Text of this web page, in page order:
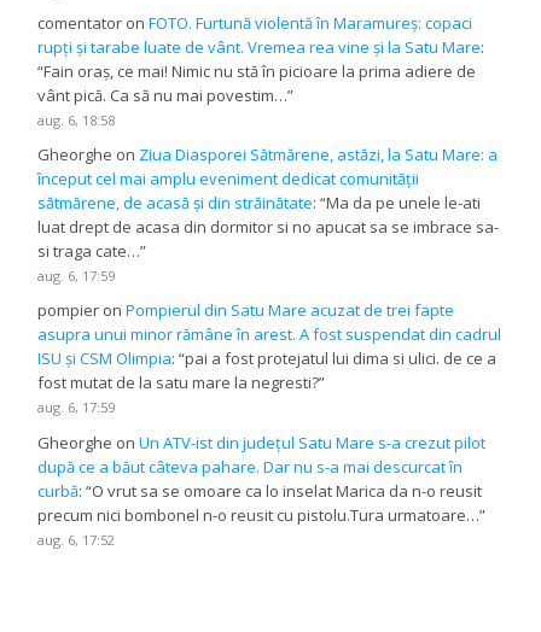
comentator onFOTO. Furtună violentă în Maramureș: copaci
rupți și tarabe luate de vânt. Vremea rea vine și la Satu Mare:
“Fain oraș, ce mai! Nimic nu stă în picioare la prima adiere de
vânt pică. Ca să nu mai povestim…”
aug. 6, 18:58
Gheorghe on Ziua Diasporei Sătmărene, astăzi, la Satu Mare: a
început cel mai amplu eveniment dedicat comunității
sătmărene, de acasă și din străinătate: “Ma da pe unele le-ati
luat drept de acasa din dormitor si no apucat sa se imbrace sa-
si traga cate…”
aug. 6, 17:59
pompier onPompierul din Satu Mare acuzat de trei fapte
asupra unui minor rămâne în arest. A fost suspendat din cadrul
ISU și CSM Olimpia: “pai a fost protejatul lui dima si ulici. de ce a
fost mutat de la satu mare la negresti?”
aug. 6, 17:59
Gheorghe onUn ATV-ist din județul Satu Mare s-a crezut pilot
după ce a băut câteva pahare. Dar nu s-a mai descurcat în
curbă: “O vrut sa se omoare ca lo inselat Marica da n-o reusit
precum nici bombonel n-o reusit cu pistolu.Tura urmatoare…”
aug. 6, 17:52